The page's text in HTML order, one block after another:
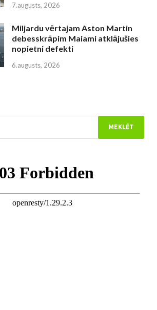
7.augusts, 2026
Miljardu vērtajam Aston Martin
debesskrāpim Maiami atklājušies
nopietni defekti
6.augusts, 2026